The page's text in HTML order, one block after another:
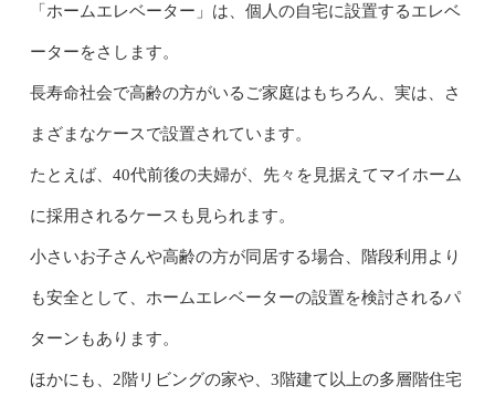
「ホームエレベーター」は、個人の自宅に設置するエレベ
ーターをさします。
長寿命社会で高齢の方がいるご家庭はもちろん、実は、さ
まざまなケースで設置されています。
たとえば、40代前後の夫婦が、先々を見据えてマイホーム
に採用されるケースも見られます。
小さいお子さんや高齢の方が同居する場合、階段利用より
も安全として、ホームエレベーターの設置を検討されるパ
ターンもあります。
ほかにも、2階リビングの家や、3階建て以上の多層階住宅